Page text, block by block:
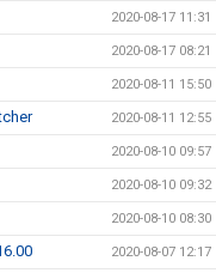
2020-08-17 11:31
2020-08-17 08:21
2020-08-11 15:50
2020-08-11 12:55
2020-08-10 09:57
2020-08-10 09:32
2020-08-10 08:30
2020-08-07 12:17